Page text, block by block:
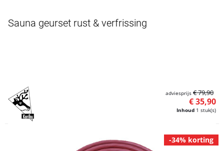
Sauna geurset rust & verfrissing
Inhoud 1 stuk(s)
€ 35,90
adviesprijs € 79,90
-34% korting